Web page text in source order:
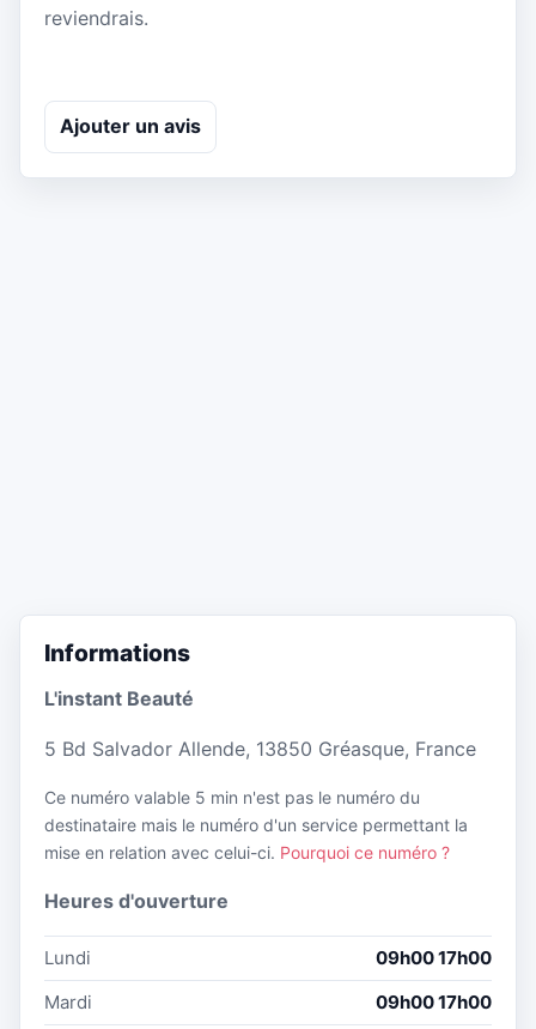
reviendrais.
Ajouter un avis
Informations
L'instant Beauté
5 Bd Salvador Allende, 13850 Gréasque, France
Ce numéro valable 5 min n'est pas le numéro du
destinataire mais le numéro d'un service permettant la
mise en relation avec celui-ci. Pourquoi ce numéro ?
Heures d'ouverture
Lundi
09h00 17h00
Mardi
09h00 17h00